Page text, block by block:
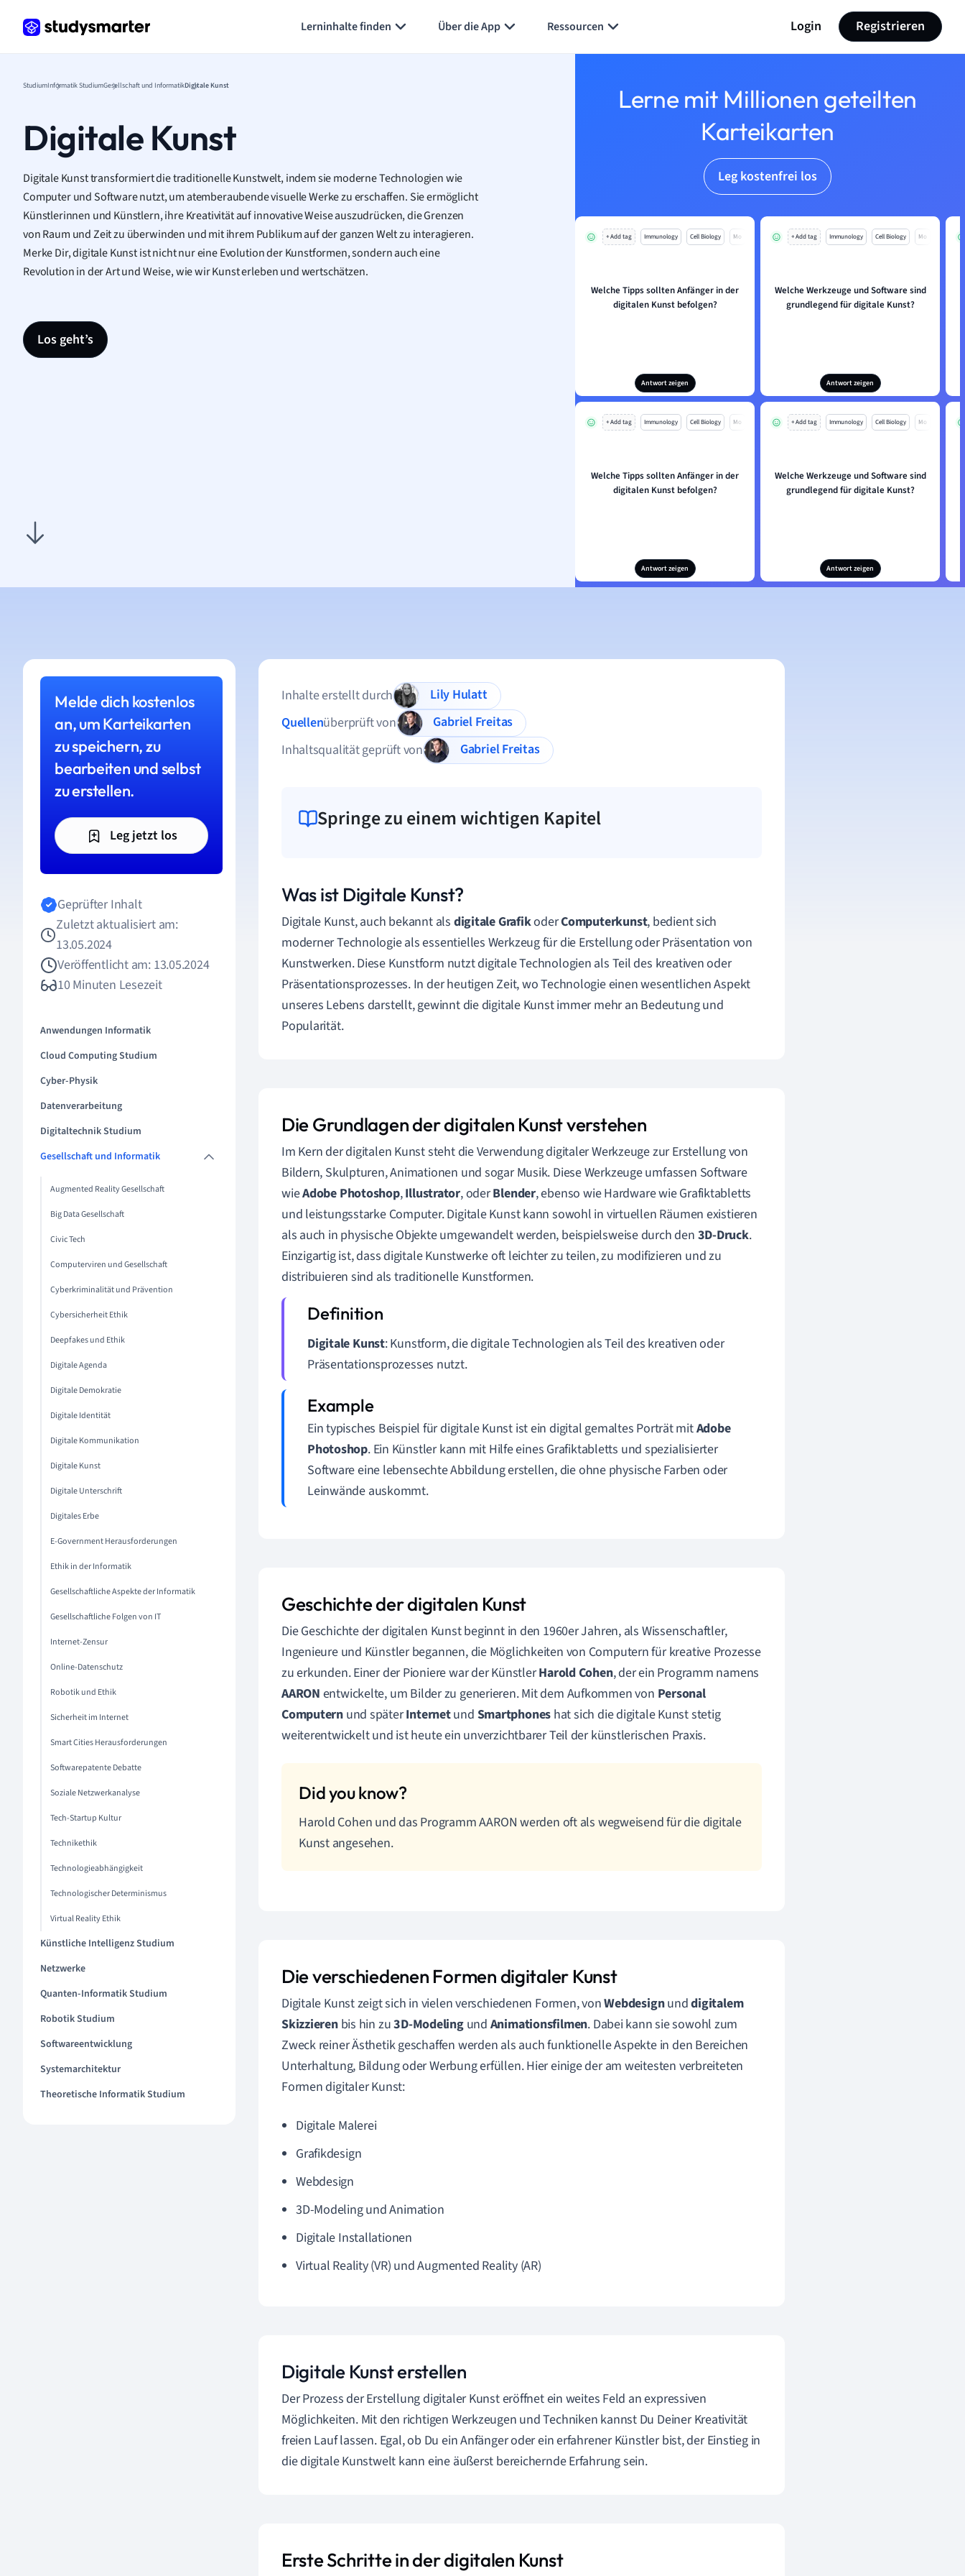
Lerninhalte finden Über die App Ressourcen Login Registrieren
StudiumInformatik StudiumGesellschaft und InformatikDigitale Kunst
Digitale Kunst
Digitale Kunst transformiert die traditionelle Kunstwelt, indem sie moderne Technologien wie
Computer und Software nutzt, um atemberaubende visuelle Werke zu erschaffen. Sie ermöglicht
Künstlerinnen und Künstlern, ihre Kreativität auf innovative Weise auszudrücken, die Grenzen
von Raum und Zeit zu überwinden und mit ihrem Publikum auf der ganzen Welt zu interagieren.
Merke Dir, digitale Kunst ist nicht nur eine Evolution der Kunstformen, sondern auch eine
Revolution in der Art und Weise, wie wir Kunst erleben und wertschätzen.
Los geht’s
Lerne mit Millionen geteilten
Karteikarten
Leg kostenfrei los
+ Add tag Immunology Cell Biology Mo
Welche Tipps sollten Anfänger in der
digitalen Kunst befolgen?
Antwort zeigen
+ Add tag Immunology Cell Biology Mo
Welche Werkzeuge und Software sind
grundlegend für digitale Kunst?
Antwort zeigen
+ Add tag Immunology Cell Biology Mo
Welche Tipps sollten Anfänger in der
digitalen Kunst befolgen?
Antwort zeigen
+ Add tag Immunology Cell Biology Mo
Welche Werkzeuge und Software sind
grundlegend für digitale Kunst?
Antwort zeigen
Melde dich kostenlos
an, um Karteikarten
zu speichern, zu
bearbeiten und selbst
zu erstellen.
Leg jetzt los
Geprüfter Inhalt
Zuletzt aktualisiert am:
13.05.2024
Veröffentlicht am: 13.05.2024
10 Minuten Lesezeit
Anwendungen Informatik
Cloud Computing Studium
Cyber-Physik
Datenverarbeitung
Digitaltechnik Studium
Gesellschaft und Informatik
Augmented Reality Gesellschaft
Big Data Gesellschaft
Civic Tech
Computerviren und Gesellschaft
Cyberkriminalität und Prävention
Cybersicherheit Ethik
Deepfakes und Ethik
Digitale Agenda
Digitale Demokratie
Digitale Identität
Digitale Kommunikation
Digitale Kunst
Digitale Unterschrift
Digitales Erbe
E-Government Herausforderungen
Ethik in der Informatik
Gesellschaftliche Aspekte der Informatik
Gesellschaftliche Folgen von IT
Internet-Zensur
Online-Datenschutz
Robotik und Ethik
Sicherheit im Internet
Smart Cities Herausforderungen
Softwarepatente Debatte
Soziale Netzwerkanalyse
Tech-Startup Kultur
Technikethik
Technologieabhängigkeit
Technologischer Determinismus
Virtual Reality Ethik
Künstliche Intelligenz Studium
Netzwerke
Quanten-Informatik Studium
Robotik Studium
Softwareentwicklung
Systemarchitektur
Theoretische Informatik Studium
Inhalte erstellt durch
Lily Hulatt
Quellenüberprüft von
Gabriel Freitas
Inhaltsqualität geprüft von
Gabriel Freitas
Springe zu einem wichtigen Kapitel
Was ist Digitale Kunst?
Digitale Kunst, auch bekannt als digitale GrafikoderComputerkunst, bedient sich
moderner Technologie als essentielles Werkzeug für die Erstellung oder Präsentation von
Kunstwerken. Diese Kunstform nutzt digitale Technologien als Teil des kreativen oder
Präsentationsprozesses. In der heutigen Zeit, wo Technologie einen wesentlichen Aspekt
unseres Lebens darstellt, gewinnt die digitale Kunst immer mehr an Bedeutung und
Popularität.
Die Grundlagen der digitalen Kunst verstehen
Im Kern der digitalen Kunst steht die Verwendung digitaler Werkzeuge zur Erstellung von
Bildern, Skulpturen, Animationen und sogar Musik. Diese Werkzeuge umfassen Software
wieAdobe Photoshop,Illustrator, oderBlender, ebenso wie Hardware wie Grafiktabletts
und leistungsstarke Computer. Digitale Kunst kann sowohl in virtuellen Räumen existieren
als auch in physische Objekte umgewandelt werden, beispielsweise durch den 3D-Druck.
Einzigartig ist, dass digitale Kunstwerke oft leichter zu teilen, zu modifizieren und zu
distribuieren sind als traditionelle Kunstformen.
Digitale Kunst: Kunstform, die digitale Technologien als Teil des kreativen oder
Präsentationsprozesses nutzt.
Ein typisches Beispiel für digitale Kunst ist ein digital gemaltes Porträt mitAdobe
Photoshop. Ein Künstler kann mit Hilfe eines Grafiktabletts und spezialisierter
Software eine lebensechte Abbildung erstellen, die ohne physische Farben oder
Leinwände auskommt.
Geschichte der digitalen Kunst
Die Geschichte der digitalen Kunst beginnt in den 1960er Jahren, als Wissenschaftler,
Ingenieure und Künstler begannen, die Möglichkeiten von Computern für kreative Prozesse
zu erkunden. Einer der Pioniere war der KünstlerHarold Cohen, der ein Programm namens
AARON entwickelte, um Bilder zu generieren. Mit dem Aufkommen von Personal
Computern und späterInternetund Smartphones hat sich die digitale Kunst stetig
weiterentwickelt und ist heute ein unverzichtbarer Teil der künstlerischen Praxis.
Harold Cohen und das Programm AARON werden oft als wegweisend für die digitale
Kunst angesehen.
Die verschiedenen Formen digitaler Kunst
Digitale Kunst zeigt sich in vielen verschiedenen Formen, vonWebdesignunddigitalem
Skizzierenbis hin zu3D-Modelingund Animationsfilmen. Dabei kann sie sowohl zum
Zweck reiner Ästhetik geschaffen werden als auch funktionelle Aspekte in den Bereichen
Unterhaltung, Bildung oder Werbung erfüllen. Hier einige der am weitesten verbreiteten
Formen digitaler Kunst:
Digitale Malerei
Grafikdesign
Webdesign
3D-Modeling und Animation
Digitale Installationen
Virtual Reality (VR) und Augmented Reality (AR)
Digitale Kunst erstellen
Der Prozess der Erstellung digitaler Kunst eröffnet ein weites Feld an expressiven
Möglichkeiten. Mit den richtigen Werkzeugen und Techniken kannst Du Deiner Kreativität
freien Lauf lassen. Egal, ob Du ein Anfänger oder ein erfahrener Künstler bist, der Einstieg in
die digitale Kunstwelt kann eine äußerst bereichernde Erfahrung sein.
Erste Schritte in der digitalen Kunst